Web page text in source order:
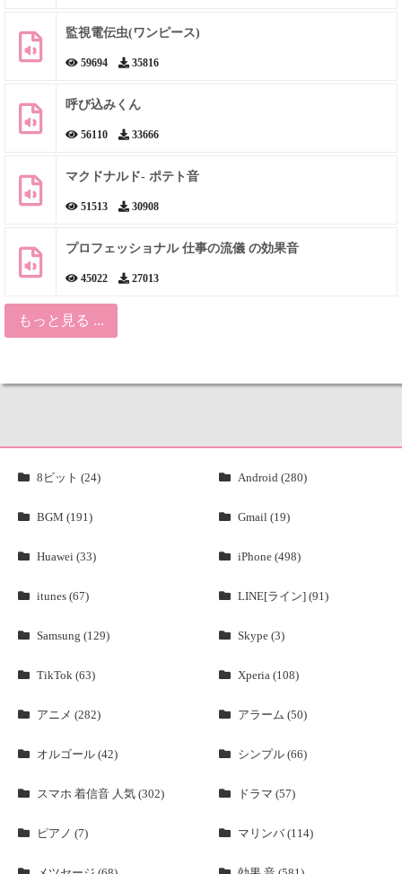
監視電伝虫(ワンピース)
59694 35816
呼び込みくん
56110 33666
マクドナルド- ポテト音
51513 30908
プロフェッショナル 仕事の流儀 の効果音
45022 27013
もっと見る ...
8ビット (24) Android (280)
BGM (191) Gmail (19)
Huawei (33) iPhone (498)
itunes (67) LINE[ライン] (91)
Samsung (129) Skype (3)
TikTok (63) Xperia (108)
アニメ (282) アラーム (50)
オルゴール (42) シンプル (66)
スマホ 着信音 人気 (302) ドラマ (57)
ピアノ (7) マリンバ (114)